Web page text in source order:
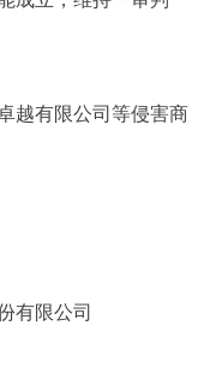
越有限公司等侵害商
有限公司